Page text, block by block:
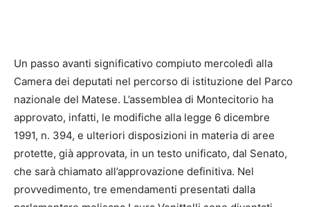
Un passo avanti significativo compiuto mercoledì alla
Camera dei deputati nel percorso di istituzione del Parco
nazionale del Matese. L’assemblea di Montecitorio ha
approvato, infatti, le modifiche alla legge 6 dicembre
1991, n. 394, e ulteriori disposizioni in materia di aree
protette, già approvata, in un testo unificato, dal Senato,
che sarà chiamato all’approvazione definitiva. Nel
provvedimento, tre emendamenti presentati dalla